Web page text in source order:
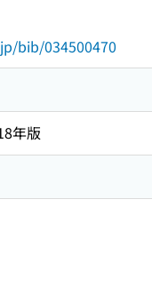
bib/034500470
年版